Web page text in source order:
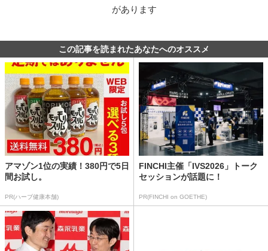
があります
この記事を読まれたあなたへのオススメ
アマゾン1位の実績！380円で5日
間お試し。
PR(ハーブ健康本舗)
FINCHI主催「IVS2026」トーク
セッションが話題に！
PR(FINCHI on GOETHE)